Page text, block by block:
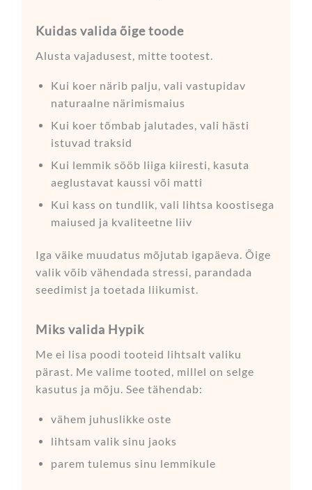
Kuidas valida õige toode
Alusta vajadusest, mitte tootest.
Kui koer närib palju, vali vastupidav
naturaalne närimismaius
Kui koer tõmbab jalutades, vali hästi
istuvad traksid
Kui lemmik sööb liiga kiiresti, kasuta
aeglustavat kaussi või matti
Kui kass on tundlik, vali lihtsa koostisega
maiused ja kvaliteetne liiv
Iga väike muudatus mõjutab igapäeva. Õige
valik võib vähendada stressi, parandada
seedimist ja toetada liikumist.
Miks valida Hypik
Me ei lisa poodi tooteid lihtsalt valiku
pärast. Me valime tooted, millel on selge
kasutus ja mõju. See tähendab:
vähem juhuslikke oste
lihtsam valik sinu jaoks
parem tulemus sinu lemmikule